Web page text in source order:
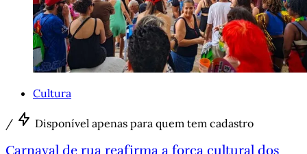
Cultura
/ Disponível apenas para quem tem cadastro
Carnaval de rua reafirma a força cultural dos